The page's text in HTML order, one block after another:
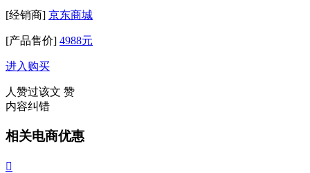
[经销商] 京东商城
[产品售价] 4988元
进入购买
人赞过该文 赞
内容纠错
相关电商优惠
